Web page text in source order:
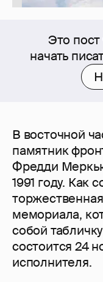
Это пост
начать
В восточной
памятник
Фредди
1991 году. Как
мемориала,
собой
состоится 24
исполнителя.